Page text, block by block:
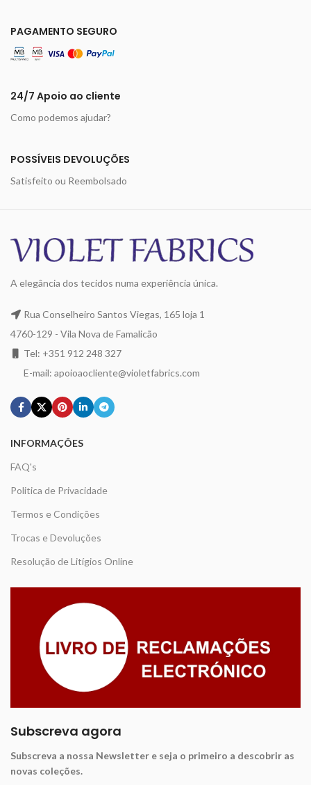
PAGAMENTO SEGURO
24/7 Apoio ao cliente
Como podemos ajudar?
POSSÍVEIS DEVOLUÇÕES
Satisfeito ou Reembolsado
A elegância dos tecidos numa experiência única.
Rua Conselheiro Santos Viegas, 165 loja 1
4760-129 - Vila Nova de Famalicão
Tel: +351 912 248 327
E-mail: apoioaocliente@violetfabrics.com
INFORMAÇÕES
FAQ's
Politica de Privacidade
Termos e Condições
Trocas e Devoluções
Resolução de Litígios Online
Subscreva agora
Subscreva a nossa Newsletter e seja o primeiro a descobrir as
novas coleções.